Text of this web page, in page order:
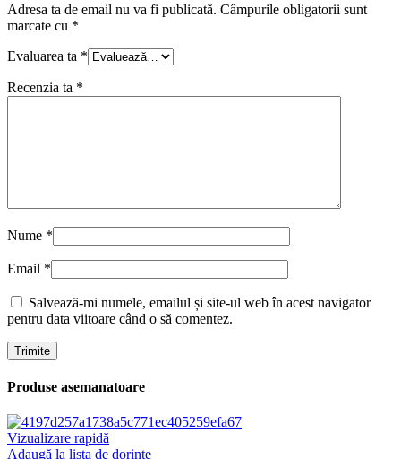
Adresa ta de email nu va fi publicată. Câmpurile obligatorii sunt
marcate cu *
Evaluarea ta *
Recenzia ta *
Nume *
Email *
Salvează-mi numele, emailul și site-ul web în acest navigator
pentru data viitoare când o să comentez.
Produse asemanatoare
Vizualizare rapidă
Adaugă la lista de dorințe